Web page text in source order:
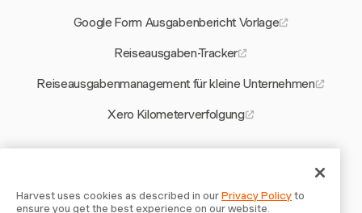
Google Form Ausgabenbericht Vorlage
Reiseausgaben-Tracker
Reiseausgabenmanagement für kleine Unternehmen
Xero Kilometerverfolgung
Bench Time Rechner
Harvest uses cookies as described in ourPrivacy Policyto
ensure you get the best experience on our website.